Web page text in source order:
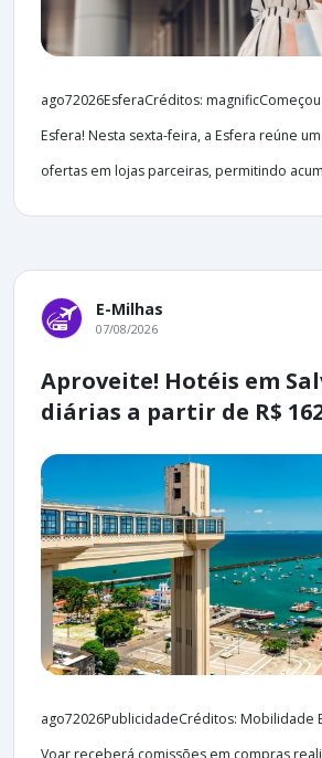
ago72026EsferaCréditos:
Esfera! Nesta sexta-feira, a Esfera reúne
ofertas em lojas parceiras, permitindo
E-Milhas
07/08/2026
Aproveite! Hotéis em
diárias a partir de R$
ago72026PublicidadeCréditos: Mobilidade
Voar receberá comissões em compras